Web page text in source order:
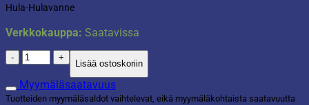
Hula-Hulavanne
Verkkokauppa: Saatavissa
Hula-
Hulavanne
määrä
Lisää ostoskoriin
Myymäläsaatavuus
Tuotteiden myymäläsaldot vaihtelevat, eikä myymäläkohtaista saatavuutta